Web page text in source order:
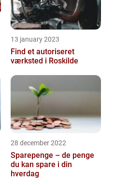
13 january 2023
Find et autoriseret
værksted i Roskilde
28 december 2022
Sparepenge – de penge
du kan spare i din
hverdag